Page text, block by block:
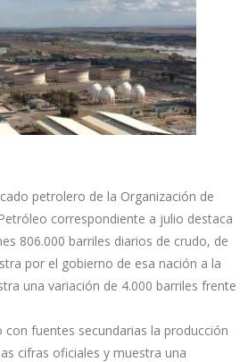
petrolero de la Organización de
correspondiente a julio destaca
806.000 barriles diarios de crudo, de
por el gobierno de esa nación a la
una variación de 4.000 barriles frente
con fuentes secundarias la producción
cifras oficiales y muestra una